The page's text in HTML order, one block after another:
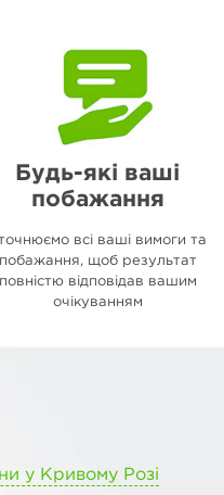
Будь-які ваші
побажання
всі ваші вимоги та
побажання, щоб результат
повністю відповідав вашим
очікуванням
у Кривому Розі